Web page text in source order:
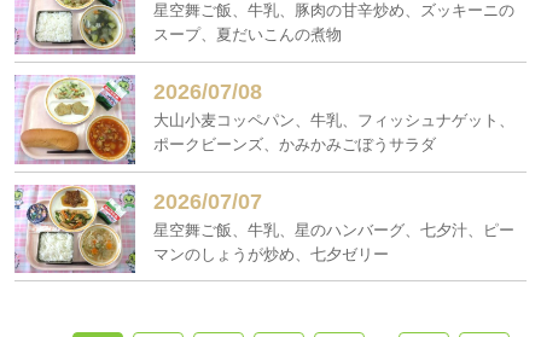
星空舞ご飯、牛乳、豚肉の甘辛炒め、ズッキーニの
スープ、夏だいこんの煮物
2026/07/08
大山小麦コッペパン、牛乳、フィッシュナゲット、
ポークビーンズ、かみかみごぼうサラダ
2026/07/07
星空舞ご飯、牛乳、星のハンバーグ、七夕汁、ピー
マンのしょうが炒め、七夕ゼリー